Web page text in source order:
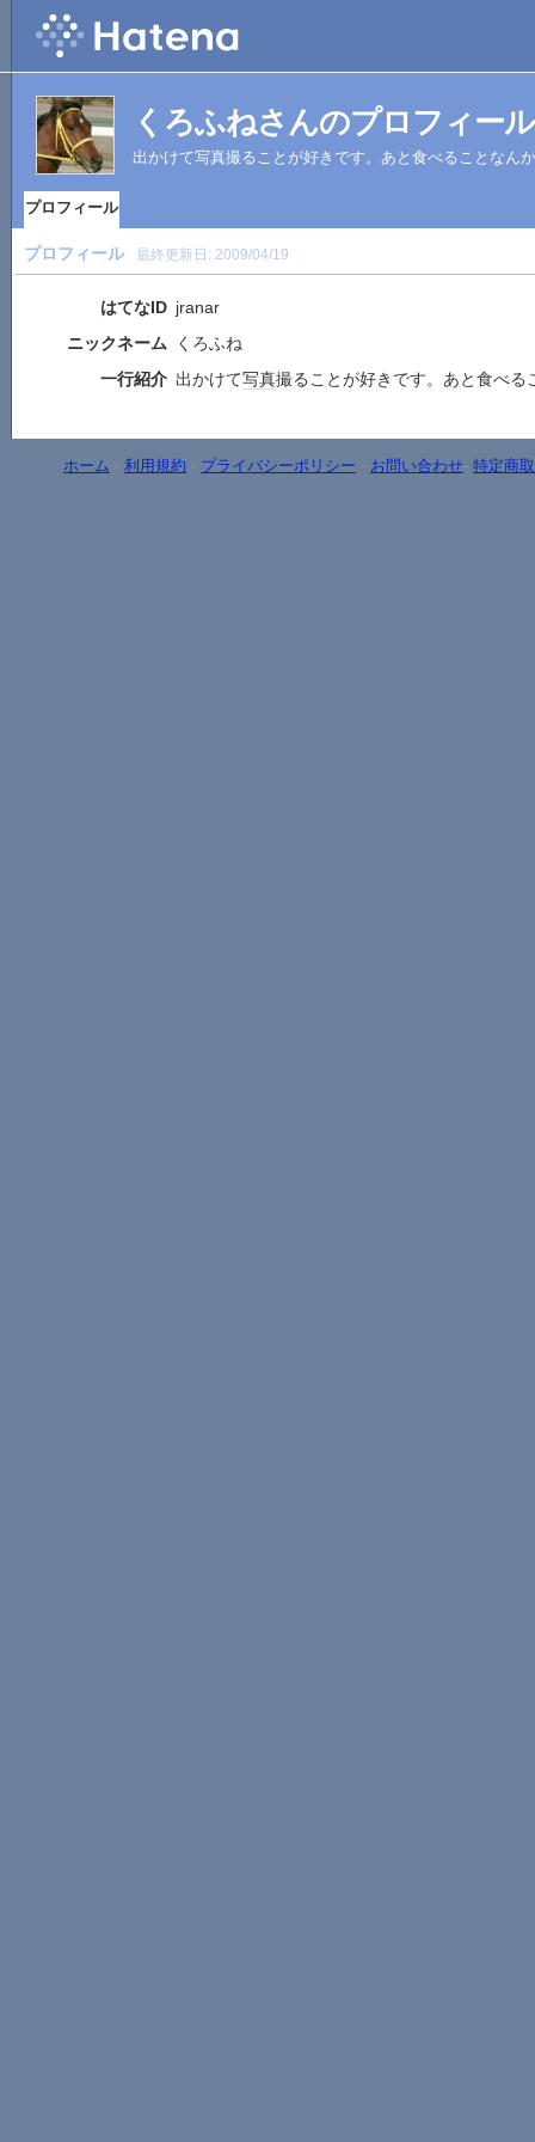
くろふねさんのプロフィール
出かけて写真撮ることが好きです。あと食べることなん
プロフィール
プロフィール 最終更新日: 2009/04/19
はてなID jranar
ニックネーム
くろふね
一行紹介 出かけて写真撮ることが好きです。あと食べる
ホーム - 利用規約 - プライバシーポリシー - お問い合わせ- 特定商